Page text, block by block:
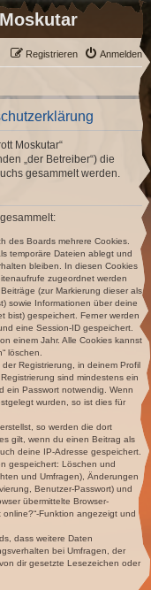
Anmelden
Registrieren
Moskutar“
„der Betreiber“) die
gesammelt werden.
des Boards mehrere Cookies.
temporäre Dateien ablegt und
bleiben. In diesen Cookies
zugeordnet werden
(zur Markierung dieser als
sowie Informationen über deine
bist) gespeichert. Ferner werden
eine Session-ID gespeichert.
einem Jahr. Alle Cookies kannst
löschen.
Registrierung, in deinem Profil
sind mindestens ein
ein Passwort notwendig. Wenn
wurden, so ist dies für
so werden die dort
gilt, wenn du einen Beitrag als
deine IP-Adresse gespeichert.
gespeichert: Löschen und
und Umfragen), Änderungen
Benutzer-Passwort) und
übermittelte Browser-
Funktion angezeigt und
dass weitere Daten
bei Umfragen, der
dir gesetzte Lesezeichen oder